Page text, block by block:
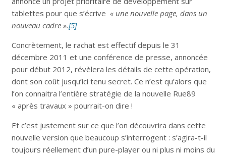
tablettes pour que s’écrive « une nouvelle page, dans un
nouveau cadre ».[5]
Concrètement, le rachat est effectif depuis le 31
décembre 2011 et une conférence de presse, annoncée
pour début 2012, révèlera les détails de cette opération,
dont son coût jusqu’ici tenu secret. Ce n’est qu’alors que
l’on connaitra l’entière stratégie de la nouvelle Rue89
« après travaux » pourrait-on dire !
Et c’est justement sur ce que l’on découvrira dans cette
nouvelle version que beaucoup s’interrogent : s’agira-t-il
toujours réellement d’un pure-player ou ni plus ni moins du